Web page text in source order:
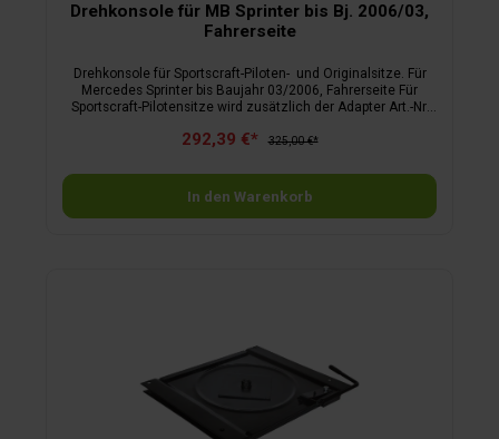
Drehkonsole für MB Sprinter bis Bj. 2006/03,
Fahrerseite
Drehkonsole für Sportscraft-Piloten- und Originalsitze. Für
Mercedes Sprinter bis Baujahr 03/2006, Fahrerseite Für
Sportscraft-Pilotensitze wird zusätzlich der Adapter Art.-Nr.
292,39 €* 325,00 €*
In den Warenkorb